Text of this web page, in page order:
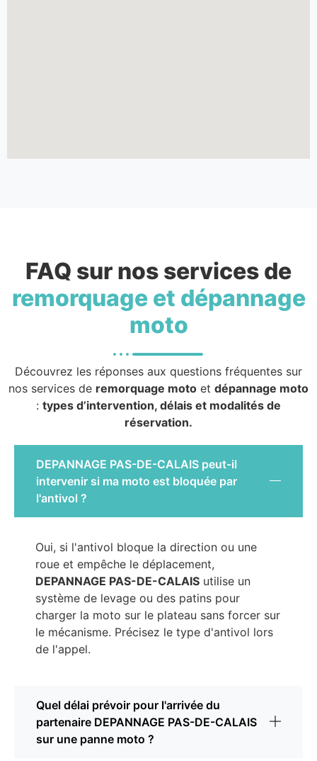
FAQ sur nos services de
remorquage et dépannage
moto
Découvrez les réponses aux questions fréquentes sur
nos services de remorquage moto et dépannage moto
: types d’intervention, délais et modalités de
réservation.
DEPANNAGE PAS-DE-CALAIS peut-il
intervenir si ma moto est bloquée par
l'antivol ?
Oui, si l'antivol bloque la direction ou une
roue et empêche le déplacement,
DEPANNAGE PAS-DE-CALAIS utilise un
système de levage ou des patins pour
charger la moto sur le plateau sans forcer sur
le mécanisme. Précisez le type d'antivol lors
de l'appel.
Quel délai prévoir pour l'arrivée du
partenaire DEPANNAGE PAS-DE-CALAIS
sur une panne moto ?